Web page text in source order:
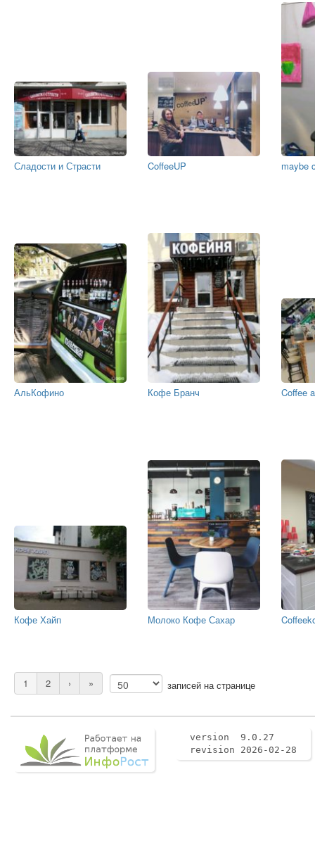
Сладости и Страсти CoffeeUP maybe
АльКофино Кофе Бранч Coffee
Кофе Хайп Молоко Кофе Сахар
1 2 › » записей на странице
version 9.0.27
revision 2026-02-28